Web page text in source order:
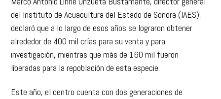
del Instituto de Acuacultura del Estado de Sonora (IAES),
declaró que a lo largo de esos años se lograron obtener
alrededor de 400 mil crías para su venta y para
investigación, mientras que más de 160 mil fueron
liberadas para la repoblación de esta especie.
Este año, el centro cuenta con dos generaciones de